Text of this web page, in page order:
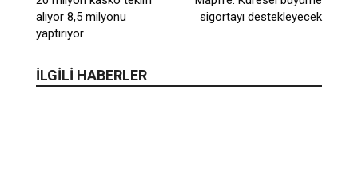
alıyor 8,5 milyonu
yaptırıyor
sigortayı destekleyecek
İLGİLİ HABERLER